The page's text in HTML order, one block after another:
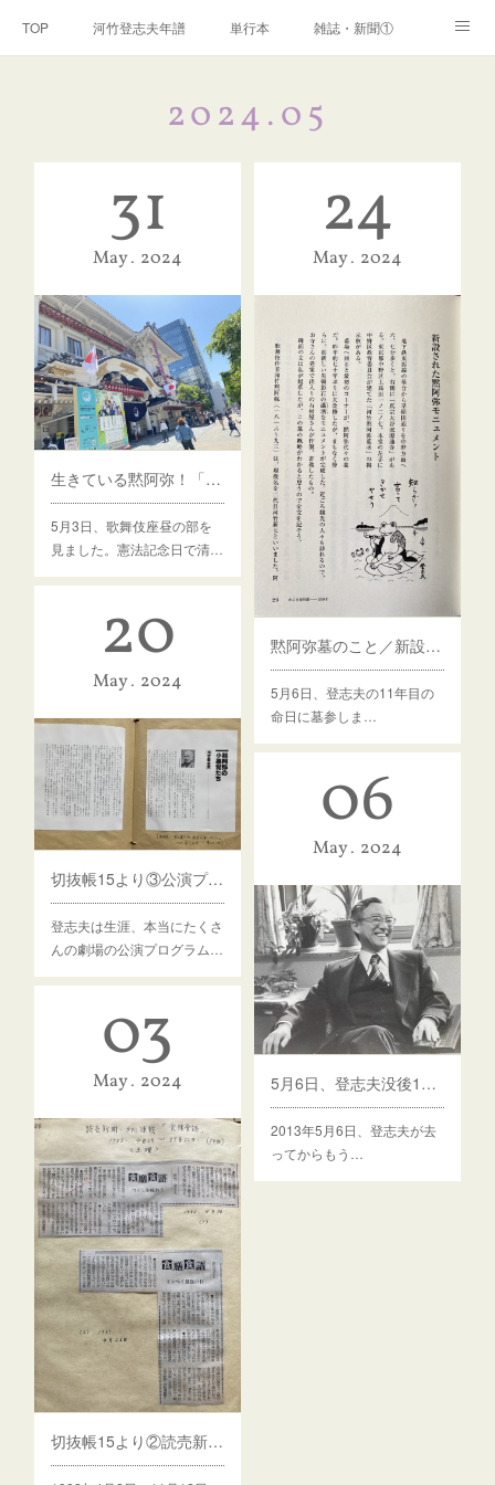
TOP 河竹登志夫年譜 単行本 雑誌・新聞①
河竹黙阿弥 年譜 閑話
2024 .05
31
May 2024
生きている黙阿弥！「新富座こども歌舞伎」鉄砲洲稲荷神社の賑わい
5月3日、歌舞伎座昼の部を
見ました。憲法記念日で清…
24
May 2024
黙阿弥墓のこと／新設された黙阿弥モニュメント
5月6日、登志夫の11年目の
命日に墓参しま…
20
May 2024
切抜帳15より③公演プログラムなど。黙阿弥の小悪党たち 子供歌舞伎教室30年、他
登志夫は生涯、本当にたくさ
んの劇場の公演プログラム…
06
May 2024
5月6日、登志夫没後11年。
2013年5月6日、登志夫が去
ってからもう…
03
May 2024
切抜帳15より②読売新聞連載「食膳食後」トンぺイ最後の日 マクベスの魔女の釜他